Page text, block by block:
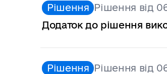
Рішення Рішення від
Додаток до рішення
Рішення Рішення від